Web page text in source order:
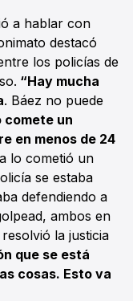
a hablar con
destacó
los policías de
“Hay mucha
. Báez no puede
comete un
en menos de 24
lo cometió un
se estaba
defendiendo a
ambos en
la justicia
que se está
cosas. Esto va